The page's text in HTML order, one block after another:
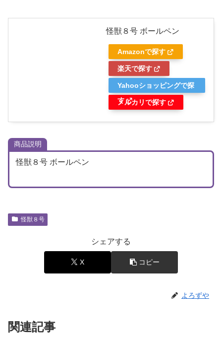
怪獣８号 ボールペン
Amazonで探す
楽天で探す
Yahooショッピングで探
す
メルカリで探す
商品説明
怪獣８号 ボールペン
怪獣８号
シェアする
X コピー
よろずや
関連記事